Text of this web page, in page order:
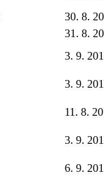
30. 8.
31. 8.
3. 9.
3. 9.
11. 8.
3. 9.
6. 9.